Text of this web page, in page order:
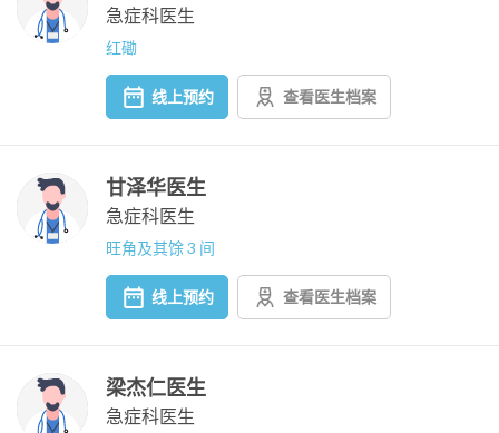
急症科医生
红磡
线上预约 查看医生档案
甘泽华医生
急症科医生
旺角及其馀 3 间
线上预约 查看医生档案
梁杰仁医生
急症科医生